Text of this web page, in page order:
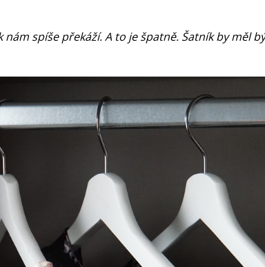
spíše překáží. A to je špatně. Šatník by měl